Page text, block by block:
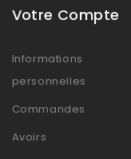
Votre Compte
Informations
personnelles
Commandes
Avoirs